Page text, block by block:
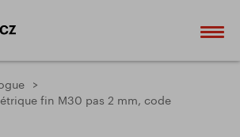
fin M30 pas 2 mm, code